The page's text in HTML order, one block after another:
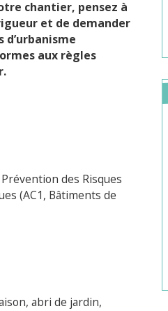
chantier, pensez à
et de demander
aux règles
des Risques
(AC1, Bâtiments de
abri de jardin,